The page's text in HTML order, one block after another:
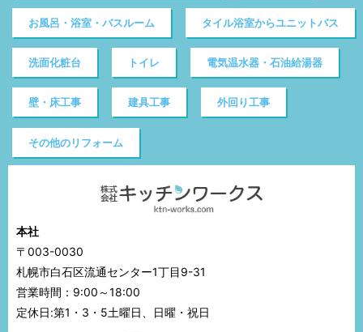
お風呂・浴室・バスルーム タイル浴室からユニットバス
洗面化粧台 トイレ 電気温水器・石油給湯器
壁・床工事 建具工事 外回り工事
その他のリフォーム
本社
〒003-0030
札幌市白石区流通センター1丁目9-31
営業時間：9:00～18:00
定休日:第1・3・5土曜日、日曜・祝日